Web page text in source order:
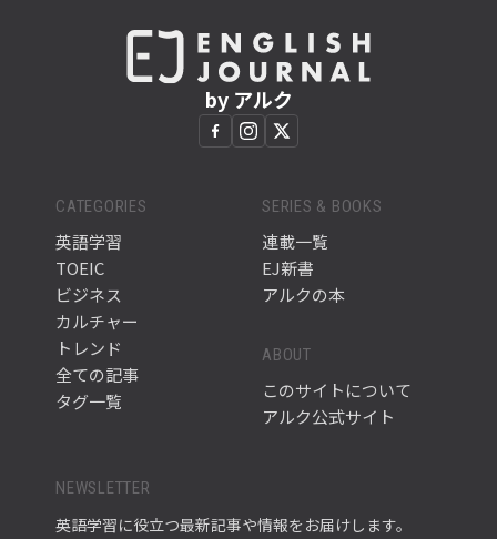
by アルク
CATEGORIES
英語学習
TOEIC
ビジネス
カルチャー
トレンド
全ての記事
タグ一覧
SERIES & BOOKS
連載一覧
EJ新書
アルクの本
ABOUT
このサイトについて
アルク公式サイト
NEWSLETTER
英語学習に役立つ最新記事や情報をお届けします。